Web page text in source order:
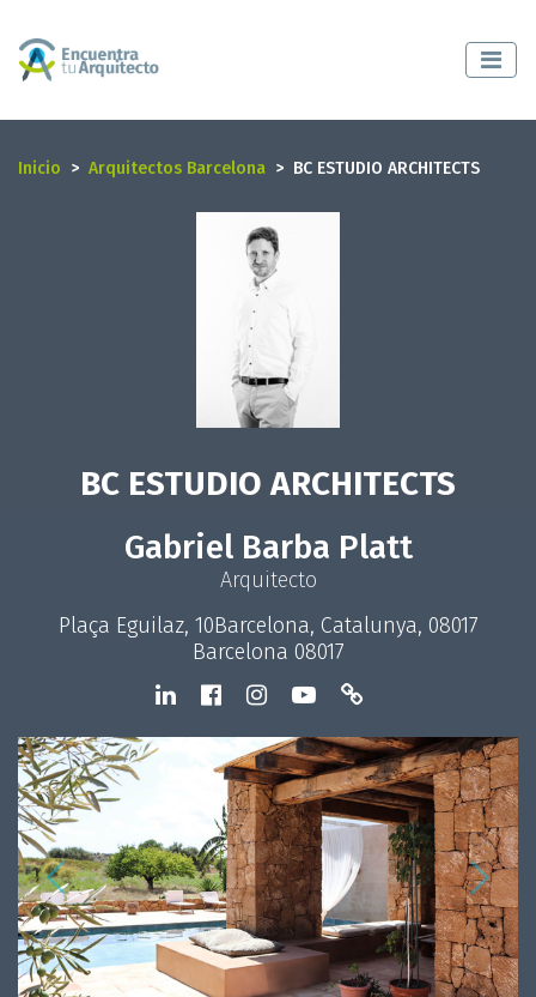
Inicio Arquitectos Barcelona BC ESTUDIO ARCHITECTS
BC ESTUDIO ARCHITECTS
Gabriel Barba Platt
Arquitecto
Plaça Eguilaz, 10Barcelona, Catalunya, 08017
Barcelona 08017